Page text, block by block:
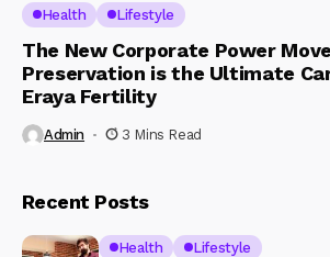
Health Lifestyle
The New Corporate Power
Preservation is the Ultimate
Eraya Fertility
Admin 3 Mins Read
Recent Posts
Health Lifestyle